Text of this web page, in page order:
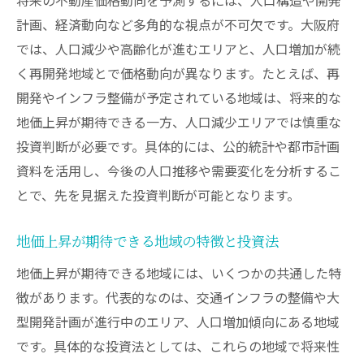
計画、経済動向など多角的な視点が不可欠です。大阪府
では、人口減少や高齢化が進むエリアと、人口増加が続
く再開発地域とで価格動向が異なります。たとえば、再
開発やインフラ整備が予定されている地域は、将来的な
地価上昇が期待できる一方、人口減少エリアでは慎重な
投資判断が必要です。具体的には、公的統計や都市計画
資料を活用し、今後の人口推移や需要変化を分析するこ
とで、先を見据えた投資判断が可能となります。
地価上昇が期待できる地域の特徴と投資法
地価上昇が期待できる地域には、いくつかの共通した特
徴があります。代表的なのは、交通インフラの整備や大
型開発計画が進行中のエリア、人口増加傾向にある地域
です。具体的な投資法としては、これらの地域で将来性